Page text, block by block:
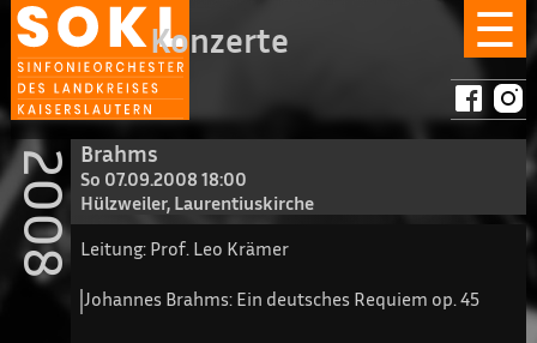
Konzerte ☰
2008Brahms
So 07.09.2008 18:00
Hülzweiler, Laurentiuskirche
Leitung: Prof. Leo Krämer
Johannes Brahms: Ein deutsches Requiem op. 45